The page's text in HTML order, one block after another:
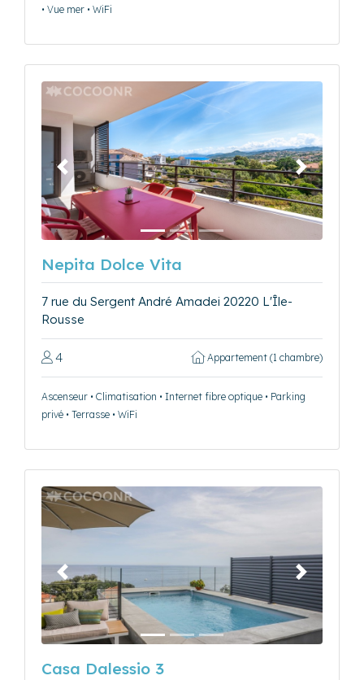
• Vue mer • WiFi
Précédent Suivant
Nepita Dolce Vita
7 rue du Sergent André Amadei 20220 L'Île-
Rousse
4 Appartement (1 chambre)
Ascenseur • Climatisation • Internet fibre optique • Parking
privé • Terrasse • WiFi
Précédent Suivant
Casa Dalessio 3